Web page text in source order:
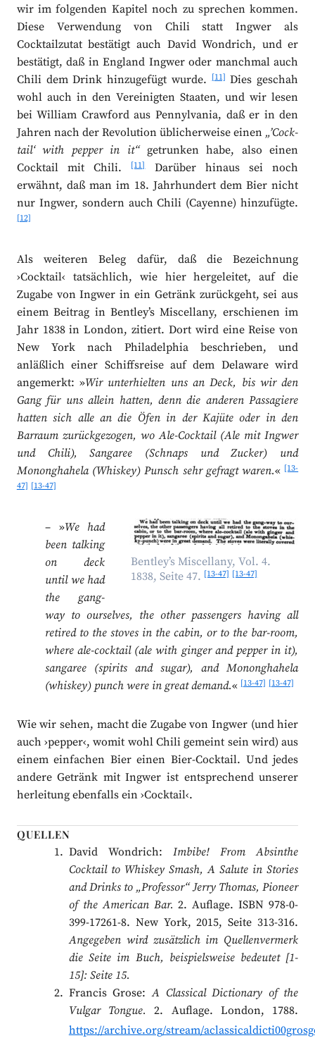
wir im folgenden Kapitel noch zu sprechen kommen.
Diese Verwendung von Chili statt Ingwer als
Cocktailzutat bestätigt auch David Wondrich, und er
bestätigt, daß in England Ingwer oder manchmal auch
Chili dem Drink hinzugefügt wurde.[11] Dies geschah
wohl auch in den Vereinigten Staaten, und wir lesen
bei William Crawford aus Pennylvania, daß er in den
Jahren nach der Revolution üblicherweise einen „’Cock-
tail‘ with pepper in it“getrunken habe, also einen
Cocktail mit Chili.
[11]Darüber hinaus sei noch
erwähnt, daß man im 18. Jahrhundert dem Bier nicht
nur Ingwer, sondern auch Chili (Cayenne) hinzufügte.
[12]
Als weiteren Beleg dafür, daß die Bezeichnung
›Cocktail‹ tatsächlich, wie hier hergeleitet, auf die
Zugabe von Ingwer in ein Getränk zurückgeht, sei aus
einem Beitrag in Bentley’s Miscellany, erschienen im
Jahr 1838 in London, zitiert. Dort wird eine Reise von
New York nach Philadelphia beschrieben, und
anläßlich einer Schiffsreise auf dem Delaware wird
angemerkt: »Wir unterhielten uns an Deck, bis wir den
Gang für uns allein hatten, denn die anderen Passagiere
hatten sich alle an die Öfen in der Kajüte oder in den
Barraum zurückgezogen, wo Ale-Cocktail (Ale mit Ingwer
und Chili), Sangaree (Schnaps und Zucker) und
Mononghahela (Whiskey) Punsch sehr gefragt waren.« [13-
47] [13-47]
Bentley’s Miscellany, Vol. 4.
1838, Seite 47. [13-47] [13-47]
– »We had
been talking
on deck
until we had
the gang-
way to ourselves, the other passengers having all
retired to the stoves in the cabin, or to the bar-room,
where ale-cocktail (ale with ginger and pepper in it),
sangaree (spirits and sugar), and Mononghahela
(whiskey) punch were in great demand.«[13-47] [13-47]
Wie wir sehen, macht die Zugabe von Ingwer (und hier
auch ›pepper‹, womit wohl Chili gemeint sein wird) aus
einem einfachen Bier einen Bier-Cocktail. Und jedes
andere Getränk mit Ingwer ist entsprechend unserer
herleitung ebenfalls ein ›Cocktail‹.
QUELLEN
David Wondrich: Imbibe! From Absinthe
Cocktail to Whiskey Smash, A Salute in Stories
and Drinks to „Professor“ Jerry Thomas, Pioneer
of the American Bar. 2. Auflage. ISBN 978-0-
399-17261-8. New York, 2015, Seite 313-316.
Angegeben wird zusätzlich im Quellenvermerk
die Seite im Buch, beispielsweise bedeutet [1-
15]: Seite 15.
Francis Grose:A Classical Dictionary of the
Vulgar Tongue.
2. Auflage. London, 1788.
https://archive.org/stream/